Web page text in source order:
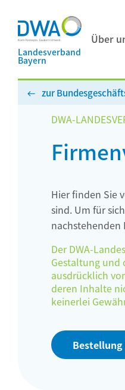
Landesverband
Bayern
Über
zur
DWA-
Hier finden Sie
sind. Um für
nachstehenden
Der DWA-
Gestaltung und
ausdrücklich
deren Inhalte
keinerlei